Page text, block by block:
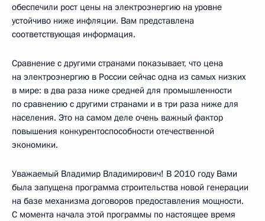
обеспечили рост цены на электроэнергию на уровне
устойчиво ниже инфляции. Вам представлена
соответствующая информация.
Сравнение с другими странами показывает, что цена
на электроэнергию в России сейчас одна из самых низких
в мире: в два раза ниже средней для промышленности
по сравнению с другими странами и в три раза ниже для
населения. Это на самом деле очень важный фактор
повышения конкурентоспособности отечественной
экономики.
Уважаемый Владимир Владимирович! В 2010 году Вами
была запущена программа строительства новой генерации
на базе механизма договоров предоставления мощности.
С момента начала этой программы по настоящее время